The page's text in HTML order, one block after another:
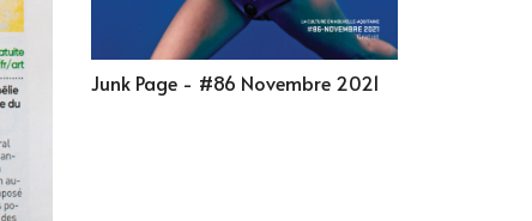
Junk Page - #86 Novembre 2021